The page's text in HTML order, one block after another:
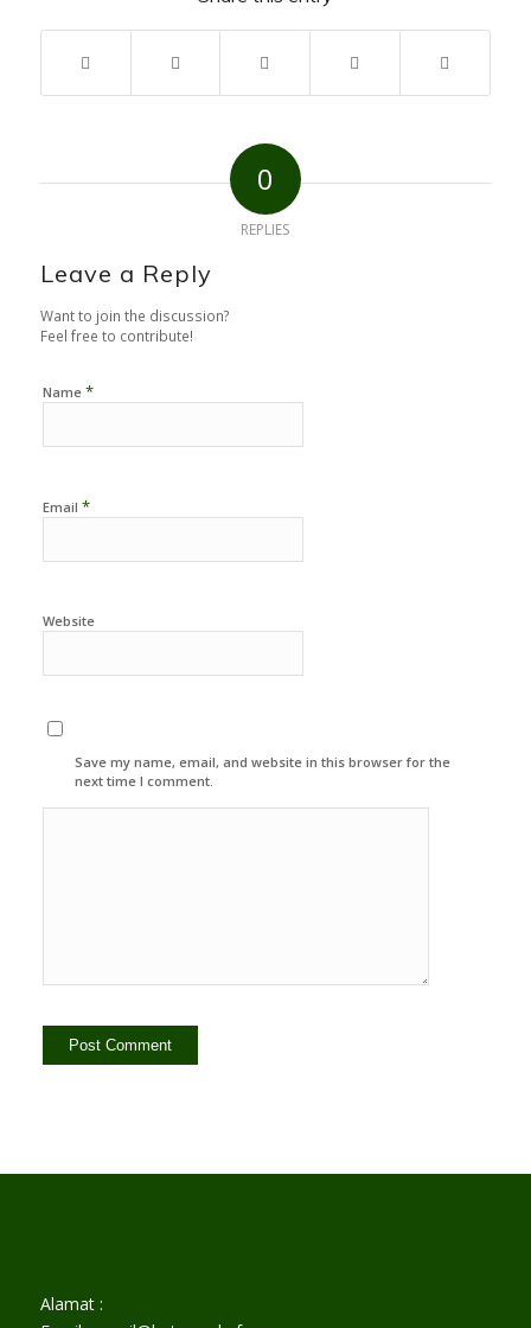
0
REPLIES
Leave a Reply
Want to join the discussion?
Feel free to contribute!
Name *
Email *
Website
Save my name, email, and website in this browser for the
next time I comment.
Alamat :